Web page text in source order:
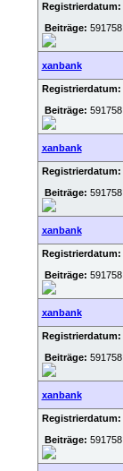
Registrierdatum:
Beiträge: 591758
xanbank
Registrierdatum:
Beiträge: 591758
xanbank
Registrierdatum:
Beiträge: 591758
xanbank
Registrierdatum:
Beiträge: 591758
xanbank
Registrierdatum:
Beiträge: 591758
xanbank
Registrierdatum:
Beiträge: 591758